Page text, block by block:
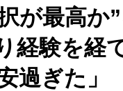
が最高か
験を経
過ぎた」